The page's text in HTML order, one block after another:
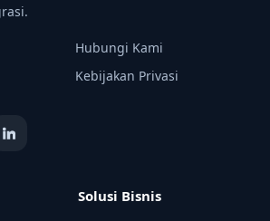
Hubungi Kami
Kebijakan Privasi
Solusi Bisnis